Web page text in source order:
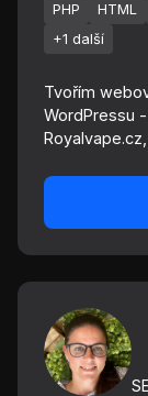
PHP HTML
+1 další
Tvořím
WordPressu